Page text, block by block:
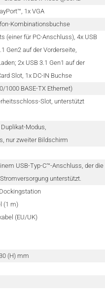
1x VGA
Kombinationsbuchse
(einer für PC-Anschluss), 4x USB
Gen2 auf der Vorderseite,
2x USB 3.1 Gen1 auf der
Slot, 1x DC-IN Buchse
1000 BASE-TX Ethernet)
Slot, unterstützt
Modus,
nur zweiter Bildschirm
USB-Typ-C™-Anschluss, der die
unterstützt.
(1 m)
(EU/UK)
(H) mm